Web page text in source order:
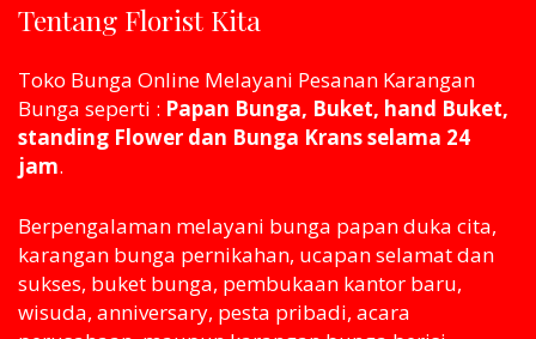
Tentang Florist Kita
Toko Bunga Online Melayani Pesanan Karangan
Bunga seperti : Papan Bunga, Buket, hand Buket,
standing Flower dan Bunga Krans selama 24
jam.
Berpengalaman melayani bunga papan duka cita,
karangan bunga pernikahan, ucapan selamat dan
sukses, buket bunga, pembukaan kantor baru,
wisuda, anniversary, pesta pribadi, acara